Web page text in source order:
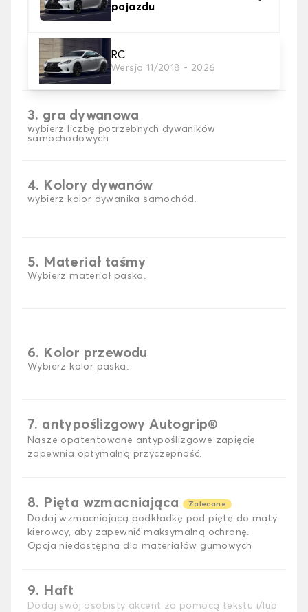
pojazdu
RC
Wersja 11/2018 - 2026
2. Materiał
wybierz materiał dywanika samochodowego
3. gra dywanowa
wybierz liczbę potrzebnych dywaników
samochodowych
4. Kolory dywanów
wybierz kolor dywanika samochód.
5. Materiał taśmy
Wybierz materiał paska.
6. Kolor przewodu
Wybierz kolor paska.
7. antypoślizgowy Autogrip®
Nasze opatentowane antypoślizgowe zapięcie
zapewnia optymalną przyczepność.
8. Pięta wzmacniająca Zalecane
Dodaj wzmacniającą podkładkę pod piętę do maty
kierowcy, aby zapewnić maksymalną ochronę.
Opcja niedostępna dla materiałów gumowych
9. Haft
Dodaj swój osobisty akcent za pomocą tekstu i/lub